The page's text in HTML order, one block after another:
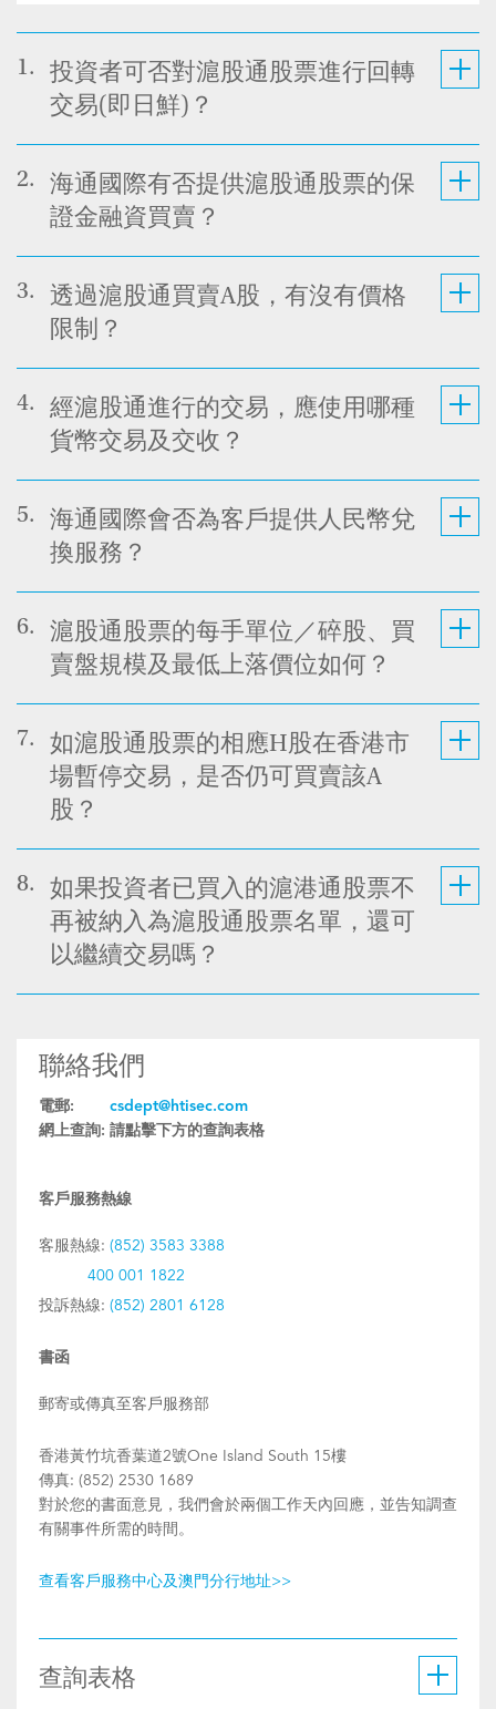
1.
投資者可否對滬股通股票進行回轉
交易(即日鮮)？
2.
海通國際有否提供滬股通股票的保
證金融資買賣？
3.
透過滬股通買賣A股，有沒有價格
限制？
4.
經滬股通進行的交易，應使用哪種
貨幣交易及交收？
5.
海通國際會否為客戶提供人民幣兌
換服務？
6.
滬股通股票的每手單位／碎股、買
賣盤規模及最低上落價位如何？
7.
如滬股通股票的相應H股在香港市
場暫停交易，是否仍可買賣該A
股？
8.
如果投資者已買入的滬港通股票不
再被納入為滬股通股票名單，還可
以繼續交易嗎？
聯絡我們
電郵:
csdept@htisec.com
網上查詢: 請點擊下方的查詢表格
客戶服務熱線
客服熱線: (852) 3583 3388
400 001 1822
投訴熱線: (852) 2801 6128
書函
郵寄或傳真至客戶服務部
香港黃竹坑香葉道2號One Island South 15樓
傳真: (852) 2530 1689
對於您的書面意見，我們會於兩個工作天內回應，並告知調查
有關事件所需的時間。
查看客戶服務中心及澳門分行地址>>
查詢表格